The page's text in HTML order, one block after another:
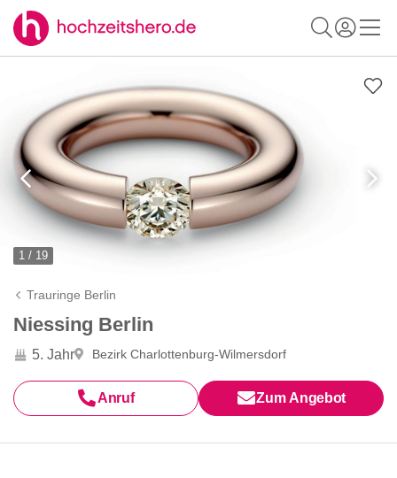
1 / 19
Trauringe Berlin
Niessing Berlin
5. Jahr Bezirk Charlottenburg-Wilmersdorf
Anruf Zum Angebot